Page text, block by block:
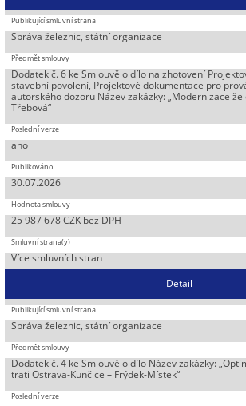
Správa železnic, státní organizace
Dodatek č. 6 ke Smlouvě o dílo na zhotovení
stavební povolení, Projektové dokumentace pro
autorského dozoru Název zakázky: „Modernizace
Třebová“
ano
30.07.2026
25 987 678 CZK bez DPH
Více smluvních stran
Detail
Správa železnic, státní organizace
Dodatek č. 4 ke Smlouvě o dílo Název zakázky:
trati Ostrava-Kunčice – Frýdek-Místek“